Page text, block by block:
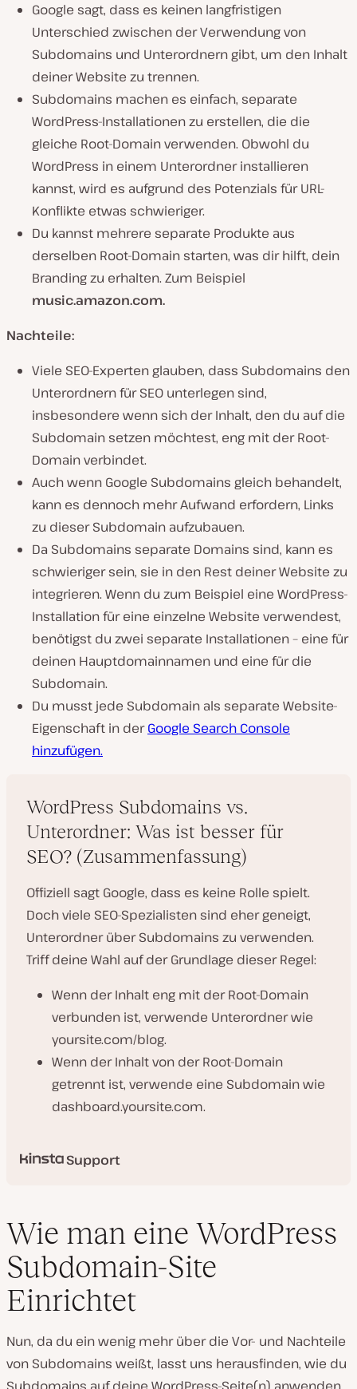
Google sagt, dass es keinen langfristigen
Unterschied zwischen der Verwendung von
Subdomains und Unterordnern gibt, um den Inhalt
deiner Website zu trennen.
Subdomains machen es einfach, separate
WordPress-Installationen zu erstellen, die die
gleiche Root-Domain verwenden. Obwohl du
WordPress in einem Unterordner installieren
kannst, wird es aufgrund des Potenzials für URL-
Konflikte etwas schwieriger.
Du kannst mehrere separate Produkte aus
derselben Root-Domain starten, was dir hilft, dein
Branding zu erhalten. Zum Beispiel
music.amazon.com.
Nachteile:
Viele SEO-Experten glauben, dass Subdomains den
Unterordnern für SEO unterlegen sind,
insbesondere wenn sich der Inhalt, den du auf die
Subdomain setzen möchtest, eng mit der Root-
Domain verbindet.
Auch wenn Google Subdomains gleich behandelt,
kann es dennoch mehr Aufwand erfordern, Links
zu dieser Subdomain aufzubauen.
Da Subdomains separate Domains sind, kann es
schwieriger sein, sie in den Rest deiner Website zu
integrieren. Wenn du zum Beispiel eine WordPress-
Installation für eine einzelne Website verwendest,
benötigst du zwei separate Installationen – eine für
deinen Hauptdomainnamen und eine für die
Subdomain.
Du musst jede Subdomain als separate Website-
Eigenschaft in derGoogle Search Console
hinzufügen.
WordPress Subdomains vs.
Unterordner: Was ist besser für
SEO? (Zusammenfassung)
Offiziell sagt Google, dass es keine Rolle spielt.
Doch viele SEO-Spezialisten sind eher geneigt,
Unterordner über Subdomains zu verwenden.
Triff deine Wahl auf der Grundlage dieser Regel:
Wenn der Inhalt eng mit der Root-Domain
verbunden ist, verwende Unterordner wie
yoursite.com/blog.
Wenn der Inhalt von der Root-Domain
getrennt ist, verwende eine Subdomain wie
dashboard.yoursite.com.
Support
Wie man eine WordPress
Subdomain-Site
Einrichtet
Nun, da du ein wenig mehr über die Vor- und Nachteile
von Subdomains weißt, lasst uns herausfinden, wie du
Subdomains auf deine WordPress-Seite(n) anwenden